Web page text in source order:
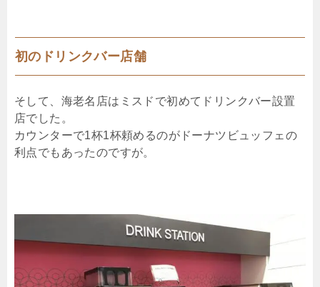
初のドリンクバー店舗
そして、海老名店はミスドで初めてドリンクバー設置
店でした。
カウンターで1杯1杯頼めるのがドーナツビュッフェの
利点でもあったのですが。